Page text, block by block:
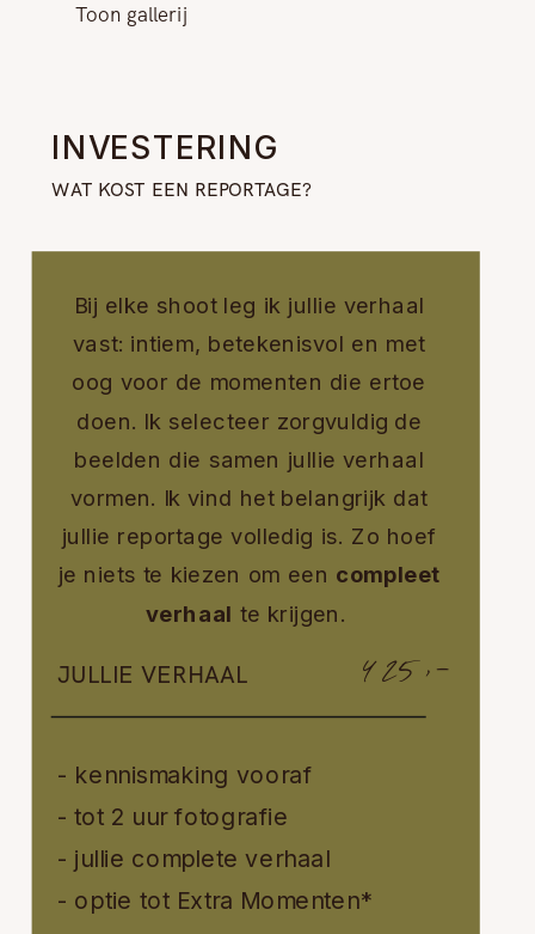
Toon gallerij
Bij elke shoot leg ik jullie verhaal
vast: intiem, betekenisvol en met
oog voor de momenten die ertoe
doen. Ik selecteer zorgvuldig de
beelden die samen jullie verhaal
vormen. Ik vind het belangrijk dat
jullie reportage volledig is. Zo hoef
je niets te kiezen om een compleet
verhaal te krijgen.
INVESTERING
WAT KOST EEN REPORTAGE?
425,-
JULLIE VERHAAL
- kennismaking vooraf
- tot 2 uur fotografie
- jullie complete verhaal
- optie tot Extra Momenten*